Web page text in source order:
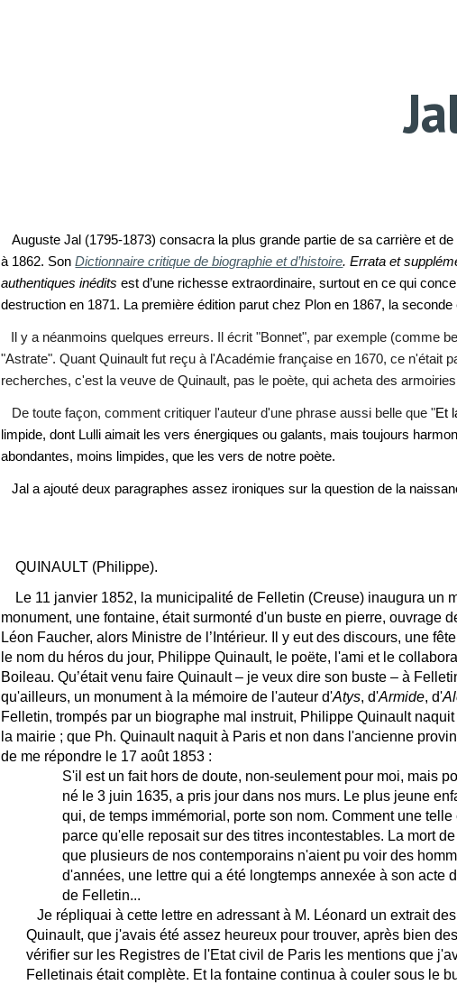
Auguste Jal (1795-1873) consacra la plus grande partie de sa carrière et
à 1862. SonDictionnaire critique de biographie et d’histoire. Errata et
authentiques inédits est d’une richesse extraordinaire, surtout en ce qui
destruction en 1871. La première édition parut chez Plon en 1867, la seconde
Il y a néanmoins quelques erreurs. Il écrit "Bonnet", par exemple (comme
"Astrate". Quant Quinault fut reçu à l'Académie française en 1670, ce n'était
recherches, c'est la veuve de Quinault, pas le poète, qui acheta des
De toute façon, comment critiquer l'auteur d'une phrase aussi belle que "Et
limpide, dont Lulli aimait les vers énergiques ou galants, mais toujours
abondantes, moins limpides, que les vers de notre poète.
Jal a ajouté deux paragraphes assez ironiques sur la question de la
QUINAULT (Philippe).
Le 11 janvier 1852, la municipalité de Felletin (Creuse) inaugura un
monument, une fontaine, était surmonté d'un buste en pierre, ouvrage
Léon Faucher, alors Ministre de l’Intérieur. Il y eut des discours, une
le nom du héros du jour, Philippe Quinault, le poëte, l'ami et le
Boileau. Qu’était venu faire Quinault – je veux dire son buste – à
qu'ailleurs, un monument à la mémoire de l'auteur d'Atys, d'Armide, d'
Felletin, trompés par un biographe mal instruit, Philippe Quinault
la mairie ; que Ph. Quinault naquit à Paris et non dans l'ancienne
de me répondre le 17 août 1853 :
S'il est un fait hors de doute, non-seulement pour moi, mais
né le 3 juin 1635, a pris jour dans nos murs. Le plus jeune
qui, de temps immémorial, porte son nom. Comment une
parce qu'elle reposait sur des titres incontestables. La mort
que plusieurs de nos contemporains n'aient pu voir des
d'années, une lettre qui a été longtemps annexée à son
de Felletin...
Je répliquai à cette lettre en adressant à M. Léonard un extrait
Quinault, que j'avais été assez heureux pour trouver, après bien
vérifier sur les Registres de l'Etat civil de Paris les mentions que
Felletinais était complète. Et la fontaine continua à couler sous le